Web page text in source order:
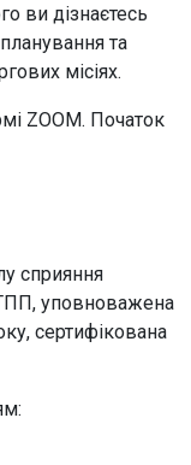
ви дізнаєтесь
та
місіях.
ZOOM. Початок
сприяння
уповноважена
сертифікована